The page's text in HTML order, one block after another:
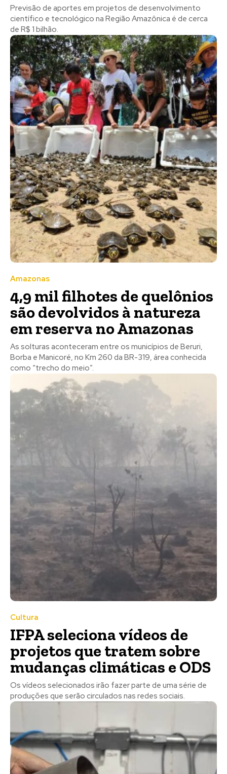
Previsão de aportes em projetos de desenvolvimento
científico e tecnológico na Região Amazônica é de cerca
de R$ 1 bilhão.
Amazonas
4,9 mil filhotes de quelônios
são devolvidos à natureza
em reserva no Amazonas
As solturas aconteceram entre os municípios de Beruri,
Borba e Manicoré, no Km 260 da BR-319, área conhecida
como “trecho do meio”.
Cultura
IFPA seleciona vídeos de
projetos que tratem sobre
mudanças climáticas e ODS
Os vídeos selecionados irão fazer parte de uma série de
produções que serão circulados nas redes sociais.